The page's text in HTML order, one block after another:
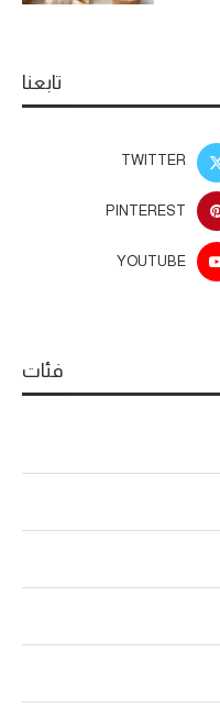
تابعنا
TWITTER
PINTEREST
YOUTUBE
فئات